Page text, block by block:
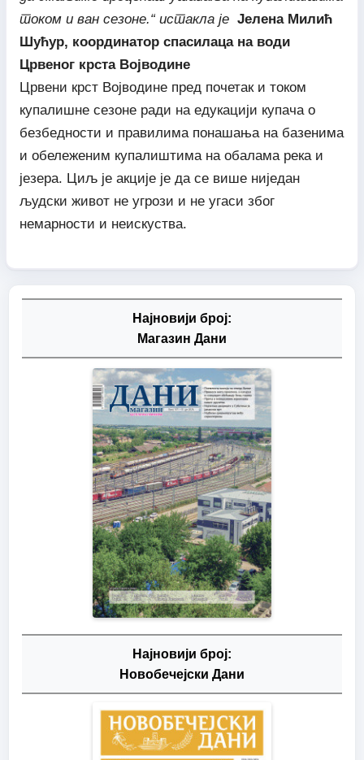
током и ван сезоне.“ истакла је Јелена Милић
Шућур, координатор спасилаца на води
Црвеног крста Војводине
Црвени крст Војводине пред почетак и током
купалишне сезоне ради на едукацији купача о
безбедности и правилима понашања на базенима
и обележеним купалиштима на обалама река и
језера. Циљ је акције је да се више ниједан
људски живот не угрози и не угаси због
немарности и неискуства.
Најновији број:
Магазин Дани
Најновији број:
Новобечејски Дани